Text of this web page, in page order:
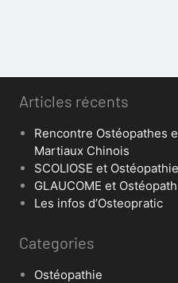
Articles récents
Rencontre Ostéopathes
Martiaux Chinois
SCOLIOSE et Ostéopathie
GLAUCOME et
Les infos d’Osteopratic
Categories
Ostéopathie